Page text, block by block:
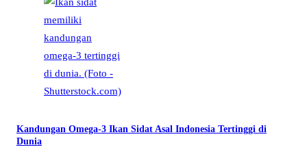
Kandungan Omega-3 Ikan Sidat Asal Indonesia Tertinggi di
Dunia